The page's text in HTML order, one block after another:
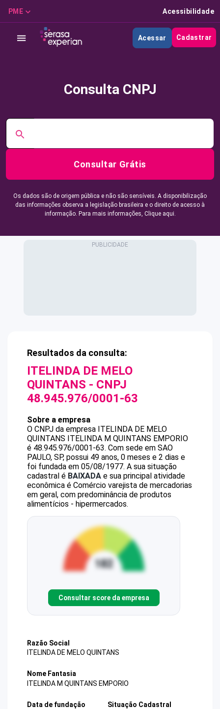
PME Acessibilidade
Acessar Cadastrar
Consulta CNPJ
Consultar Grátis
Os dados são de origem pública e não são sensíveis. A disponibilização
das informações observa a legislação brasileira e o direito de acesso à
informação. Para mais informações, Clique aqui.
Resultados da consulta:
ITELINDA DE MELO
QUINTANS - CNPJ
48.945.976/0001-63
Sobre a empresa
O CNPJ da empresa ITELINDA DE MELO
QUINTANS ITELINDA M QUINTANS EMPORIO
é 48.945.976/0001-63. Com sede em SAO
PAULO, SP, possui 49 anos, 0 meses e 2 dias e
foi fundada em 05/08/1977. A sua situação
cadastral é BAIXADA e sua principal atividade
econômica é Comércio varejista de mercadorias
em geral, com predominância de produtos
alimentícios - hipermercados.
Consultar score da empresa
Razão Social
ITELINDA DE MELO QUINTANS
Nome Fantasia
ITELINDA M QUINTANS EMPORIO
Data de fundação
Situação Cadastral